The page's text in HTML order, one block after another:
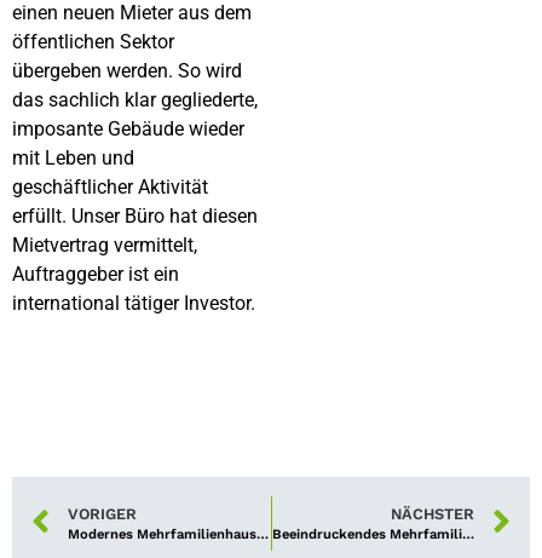
einen neuen Mieter aus dem
öffentlichen Sektor
übergeben werden. So wird
das sachlich klar gegliederte,
imposante Gebäude wieder
mit Leben und
geschäftlicher Aktivität
erfüllt. Unser Büro hat diesen
Mietvertrag vermittelt,
Auftraggeber ist ein
international tätiger Investor.
VORIGER
Modernes Mehrfamilienhaus am Nürnberger Luitpoldhain an neuen Eigentümer übergeben
NÄCHSTER
Beeindruckendes Mehrfamilienhaus in bürgerlicher Stadtlage an privaten Investor übergeben